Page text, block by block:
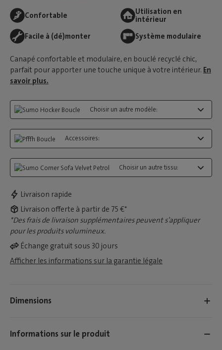
Confortable
Utilisation en
intérieur
Facile à (dé)monter
Système modulaire
Canapé confortable et modulaire, en bouclé recyclé chic,
parfait pour apporter une touche unique à votre intérieur. En
savoir plus.
Choisir un autre modèle:
Accessoires:
Choisir un autre tissu:
Livraison rapide
Livraison offerte à partir de 75 €*
*Des frais de livraison supplémentaires peuvent s’appliquer
pour les produits volumineux.
Échange gratuit sous 30 jours
Afficher les informations sur la garantie légale
Dimensions
Informations sur le produit